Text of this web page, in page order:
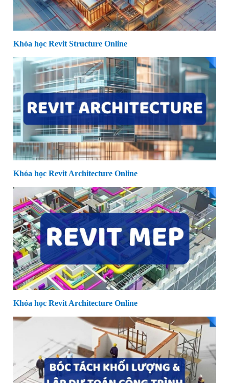
Khóa học Revit Structure Online
Khóa học Revit Architecture Online
Khóa học Revit Architecture Online